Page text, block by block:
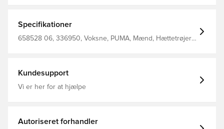
Specifikationer
658528 06, 336950, Voksne, PUMA, Mænd, Hættetrøjer,
Kundesupport
Vi er her for at hjælpe
Autoriseret forhandler